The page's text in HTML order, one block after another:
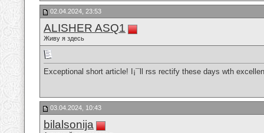
02.04.2024, 23:53
ALISHER ASQ1
Живу я здесь
Exceptional short article! I¡¯ll rss rectify these days wth
03.04.2024, 10:43
bilalsonija